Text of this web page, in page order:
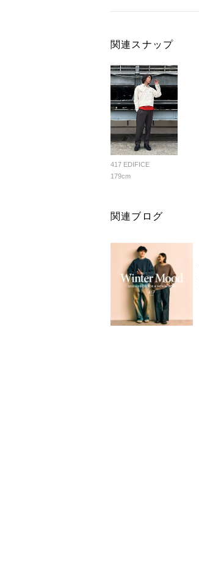
関連スナップ
417 EDIFICE
179cm
関連ブログ